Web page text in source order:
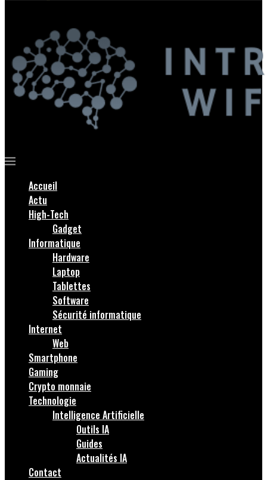
Accueil
Actu
High-Tech
Gadget
Informatique
Hardware
Laptop
Tablettes
Software
Sécurité informatique
Internet
Web
Smartphone
Gaming
Crypto monnaie
Technologie
Intelligence Artificielle
Outils IA
Guides
Actualités IA
Contact